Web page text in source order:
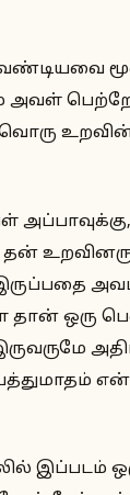
அவள்
தான் ஒரு
என்
இப்படம்